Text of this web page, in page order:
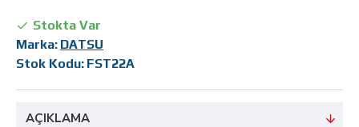
Stokta Var
Marka: DATSU
Stok Kodu: FST22A
AÇIKLAMA